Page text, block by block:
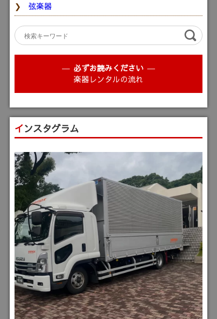
弦楽器
必ずお読みください
楽器レンタルの流れ
インスタグラム